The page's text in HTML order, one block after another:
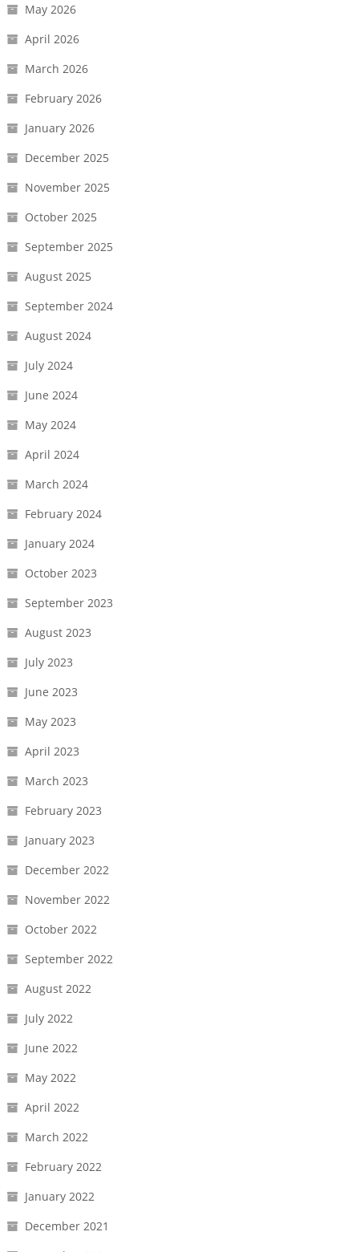
May 2026
April 2026
March 2026
February 2026
January 2026
December 2025
November 2025
October 2025
September 2025
August 2025
September 2024
August 2024
July 2024
June 2024
May 2024
April 2024
March 2024
February 2024
January 2024
October 2023
September 2023
August 2023
July 2023
June 2023
May 2023
April 2023
March 2023
February 2023
January 2023
December 2022
November 2022
October 2022
September 2022
August 2022
July 2022
June 2022
May 2022
April 2022
March 2022
February 2022
January 2022
December 2021